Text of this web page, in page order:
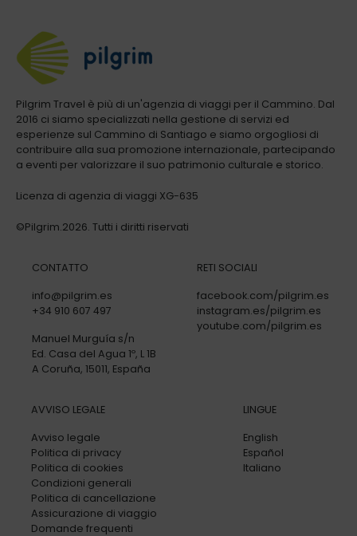
Pilgrim Travel è più di un'agenzia di viaggi per il Cammino. Dal
2016 ci siamo specializzati nella gestione di servizi ed
esperienze sul Cammino di Santiago e siamo orgogliosi di
contribuire alla sua promozione internazionale, partecipando
a eventi per valorizzare il suo patrimonio culturale e storico.
Licenza di agenzia di viaggi XG-635
©Pilgrim.2026. Tutti i diritti riservati
CONTATTO
info@pilgrim.es
+34 910 607 497
Manuel Murguía s/n
Ed. Casa del Agua 1º, L 1B
A Coruña, 15011, España
RETI SOCIALI
facebook.com/pilgrim.es
instagram.es/pilgrim.es
youtube.com/pilgrim.es
AVVISO LEGALE
Avviso legale
Politica di privacy
Politica di cookies
Condizioni generali
Politica di cancellazione
Assicurazione di viaggio
Domande frequenti
LINGUE
English
Español
Italiano